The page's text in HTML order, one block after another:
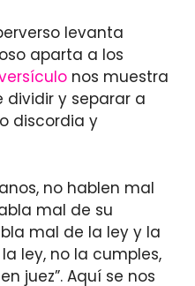
levanta
aparta a los
nos muestra
y separar a
discordia y
no hablen mal
mal de su
mal de la ley y la
ley, no la cumples,
juez”. Aquí se nos